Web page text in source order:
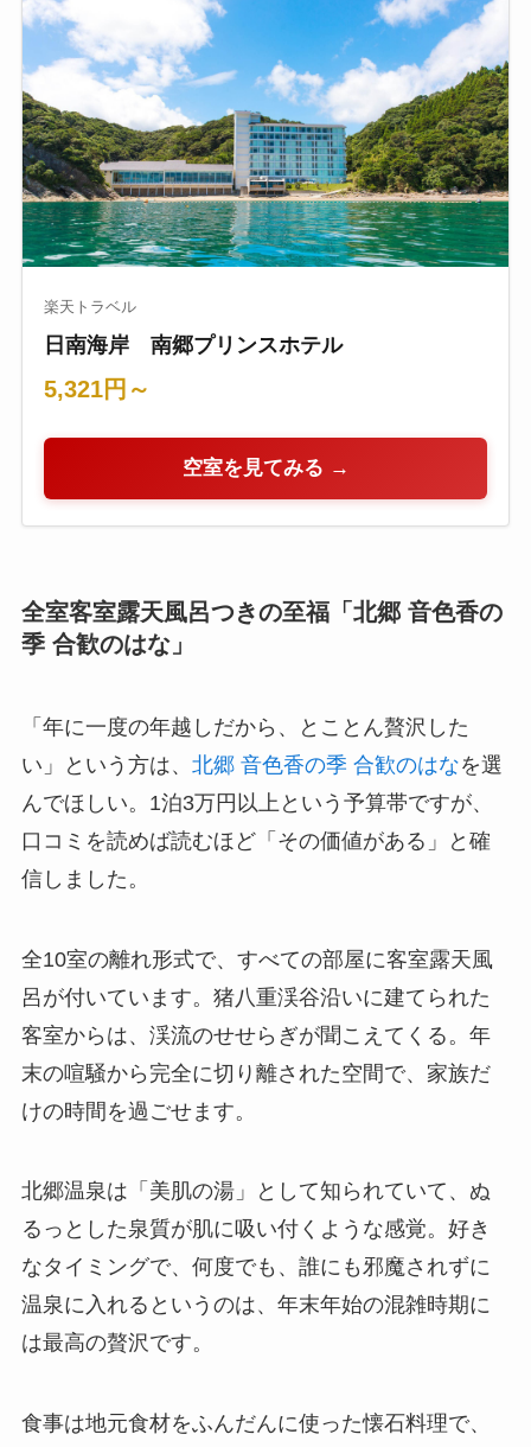
楽天トラベル
日南海岸 南郷プリンスホテル
5,321円～
空室を見てみる →
全室客室露天風呂つきの至福「北郷 音色香の
季 合歓のはな」
「年に一度の年越しだから、とことん贅沢した
い」という方は、 北郷 音色香の季 合歓のはなを選
んでほしい。1泊3万円以上という予算帯ですが、
口コミを読めば読むほど「その価値がある」と確
信しました。
全10室の離れ形式で、すべての部屋に客室露天風
呂が付いています。猪八重渓谷沿いに建てられた
客室からは、渓流のせせらぎが聞こえてくる。年
末の喧騒から完全に切り離された空間で、家族だ
けの時間を過ごせます。
北郷温泉は「美肌の湯」として知られていて、ぬ
るっとした泉質が肌に吸い付くような感覚。好き
なタイミングで、何度でも、誰にも邪魔されずに
温泉に入れるというのは、年末年始の混雑時期に
は最高の贅沢です。
食事は地元食材をふんだんに使った懐石料理で、